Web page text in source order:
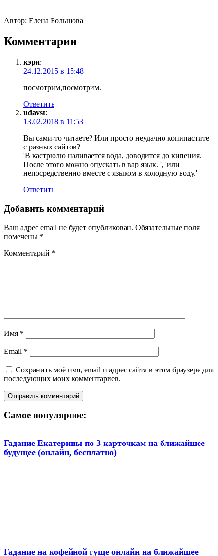
Автор: Елена Большова
Комментарии
кэри:
24.12.2015 в 15:48
посмотрим,посмотрим.
Ответить
udavst:
13.02.2018 в 11:53
Вы сами-то читаете? Или просто неудачно копипастите
с разных сайтов?
'В кастрюлю наливается вода, доводится до кипения.
После этого можно опускать в вар язык. ', 'или
непосредственно вместе с языком в холодную воду.'
Ответить
Добавить комментарий
Ваш адрес email не будет опубликован. Обязательные поля
помечены *
Комментарий *
Имя *
Email *
Сохранить моё имя, email и адрес сайта в этом браузере для
последующих моих комментариев.
Самое популярное:
Гадание Екатерины по 3 карточкам на ближайшее
будущее (онлайн, бесплатно)
Гадание на кофейной гуще онлайн на ближайшее